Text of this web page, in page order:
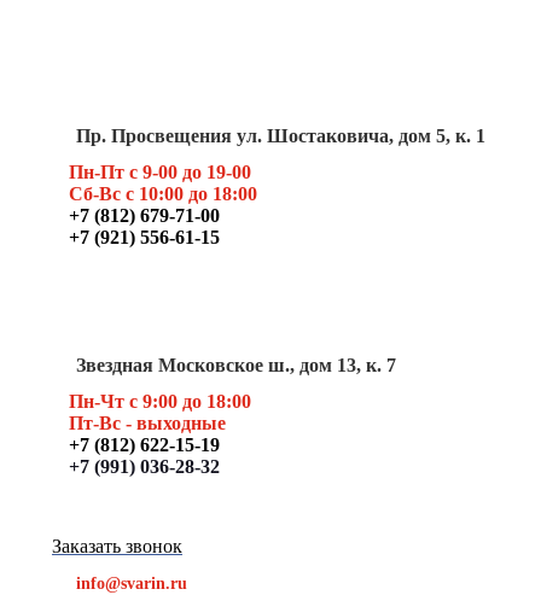
Пр. Просвещения ул. Шостаковича, дом 5, к. 1
Пн-Пт с 9-00 до 19-00
Сб-Вс с 10:00 до 18:00
+7 (812) 679-71-00
+7 (921) 556-61-15
Звездная Московское ш., дом 13, к. 7
Пн-Чт с 9:00 до 18:00
Пт-Вс - выходные
+7 (812) 622-15-19
+7 (991) 036-28-32
Заказать звонок
info@svarin.ru